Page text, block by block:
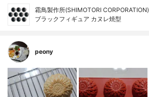
霜鳥製作所(SHIMOTORI CORPORATION)
ブラックフィギュア カヌレ焼型
peony